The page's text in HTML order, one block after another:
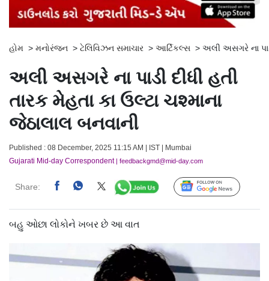
હોમ > મનોરંજન > ટેલિવિઝન સમાચાર > આર્ટિકલ્સ > અલી અસગરે ના
અલી અસગરે ના પાડી દીધી હતી
તારક મેહતા કા ઉલ્ટા ચશ્માના
જેઠાલાલ બનવાની
Published : 08 December, 2025 11:15 AM | IST | Mumbai
Gujarati Mid-day Correspondent| feedbackgmd@mid-day.com
Share: Follow Us
બહુ ઓછા લોકોને ખબર છે આ વાત